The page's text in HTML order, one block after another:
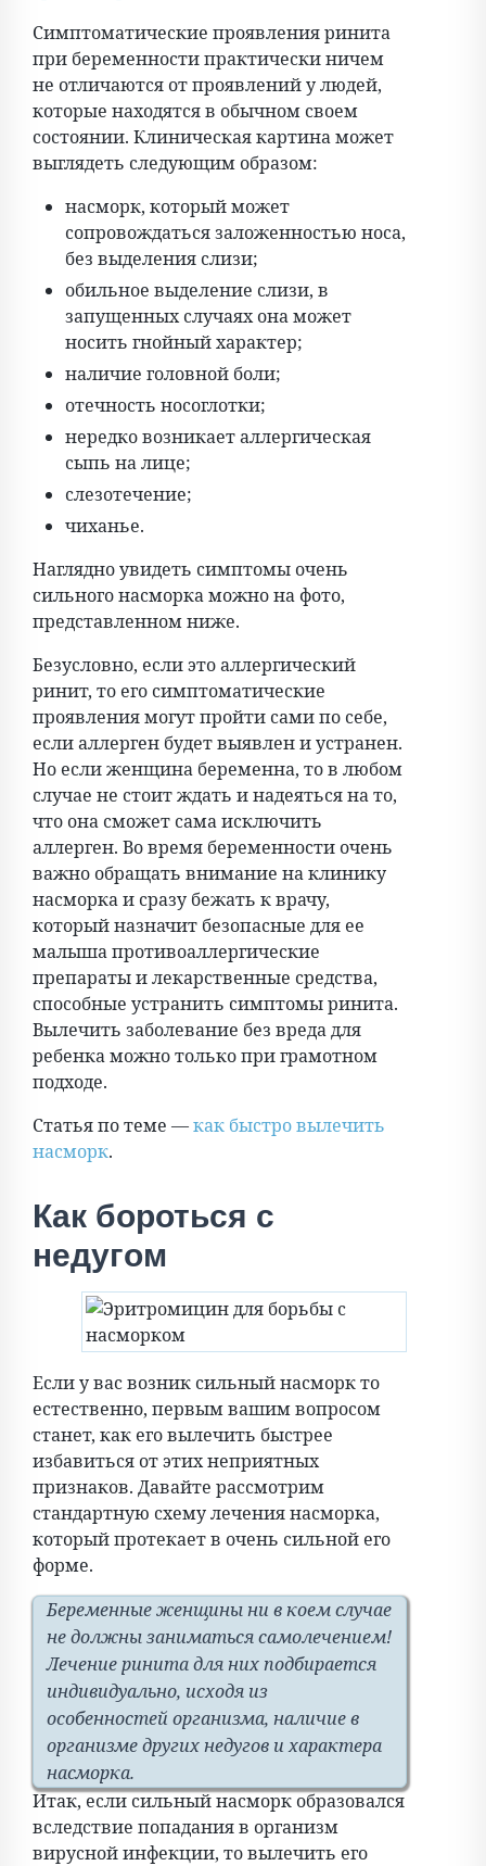
Симптоматические проявления ринита
при беременности практически ничем
не отличаются от проявлений у людей,
которые находятся в обычном своем
состоянии. Клиническая картина может
выглядеть следующим образом:
насморк, который может
сопровождаться заложенностью носа,
без выделения слизи;
обильное выделение слизи, в
запущенных случаях она может
носить гнойный характер;
наличие головной боли;
отечность носоглотки;
нередко возникает аллергическая
сыпь на лице;
слезотечение;
чиханье.
Наглядно увидеть симптомы очень
сильного насморка можно на фото,
представленном ниже.
Безусловно, если это аллергический
ринит, то его симптоматические
проявления могут пройти сами по себе,
если аллерген будет выявлен и устранен.
Но если женщина беременна, то в любом
случае не стоит ждать и надеяться на то,
что она сможет сама исключить
аллерген. Во время беременности очень
важно обращать внимание на клинику
насморка и сразу бежать к врачу,
который назначит безопасные для ее
малыша противоаллергические
препараты и лекарственные средства,
способные устранить симптомы ринита.
Вылечить заболевание без вреда для
ребенка можно только при грамотном
подходе.
Статья по теме —как быстро вылечить
насморк.
Как бороться с
недугом
Если у вас возник сильный насморк то
естественно, первым вашим вопросом
станет, как его вылечить быстрее
избавиться от этих неприятных
признаков. Давайте рассмотрим
стандартную схему лечения насморка,
который протекает в очень сильной его
форме.
Беременные женщины ни в коем случае
не должны заниматься самолечением!
Лечение ринита для них подбирается
индивидуально, исходя из
особенностей организма, наличие в
организме других недугов и характера
насморка.
Итак, если сильный насморк образовался
вследствие попадания в организм
вирусной инфекции, то вылечить его